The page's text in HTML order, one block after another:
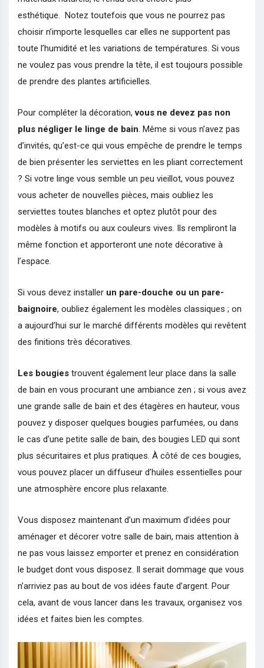
esthétique. Notez toutefois que vous ne pourrez pas
choisir n’importe lesquelles car elles ne supportent pas
toute l’humidité et les variations de températures. Si vous
ne voulez pas vous prendre la tête, il est toujours possible
de prendre des plantes artificielles.
Pour compléter la décoration, vous ne devez pas non
plus négliger le linge de bain. Même si vous n’avez pas
d’invités, qu’est-ce qui vous empêche de prendre le temps
de bien présenter les serviettes en les pliant correctement
? Si votre linge vous semble un peu vieillot, vous pouvez
vous acheter de nouvelles pièces, mais oubliez les
serviettes toutes blanches et optez plutôt pour des
modèles à motifs ou aux couleurs vives. Ils rempliront la
même fonction et apporteront une note décorative à
l’espace.
Si vous devez installer un pare-douche ou un pare-
baignoire, oubliez également les modèles classiques ; on
a aujourd’hui sur le marché différents modèles qui revêtent
des finitions très décoratives.
Les bougies trouvent également leur place dans la salle
de bain en vous procurant une ambiance zen ; si vous avez
une grande salle de bain et des étagères en hauteur, vous
pouvez y disposer quelques bougies parfumées, ou dans
le cas d’une petite salle de bain, des bougies LED qui sont
plus sécuritaires et plus pratiques. À côté de ces bougies,
vous pouvez placer un diffuseur d’huiles essentielles pour
une atmosphère encore plus relaxante.
Vous disposez maintenant d’un maximum d’idées pour
aménager et décorer votre salle de bain, mais attention à
ne pas vous laissez emporter et prenez en considération
le budget dont vous disposez. Il serait dommage que vous
n’arriviez pas au bout de vos idées faute d’argent. Pour
cela, avant de vous lancer dans les travaux, organisez vos
idées et faites bien les comptes.